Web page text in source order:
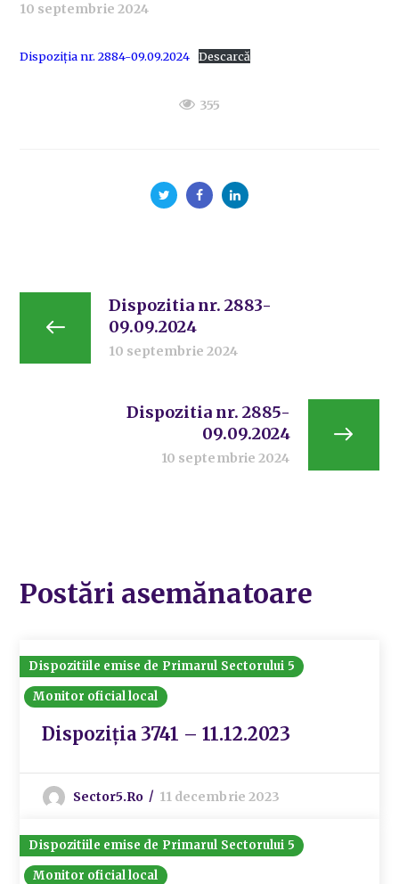
10 septembrie 2024
Dispoziția nr. 2884-09.09.2024 Descarcă
355
Dispozitia nr. 2883-
09.09.2024
10 septembrie 2024
Dispozitia nr. 2885-
09.09.2024
10 septembrie 2024
Postări asemănatoare
Dispozitiile emise de Primarul Sectorului 5
Monitor oficial local
Dispoziția 3741 – 11.12.2023
Sector5.ro 11 decembrie 2023
Dispozitiile emise de Primarul Sectorului 5
Monitor oficial local